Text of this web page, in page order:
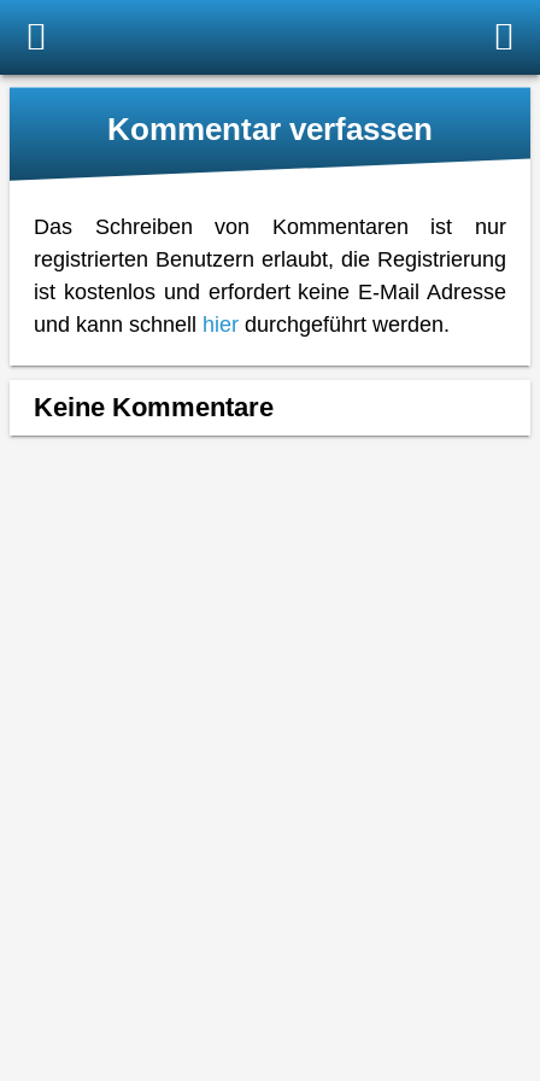
Kommentar verfassen
Das Schreiben von Kommentaren ist nur
registrierten Benutzern erlaubt, die Registrierung
ist kostenlos und erfordert keine E-Mail Adresse
und kann schnell hier durchgeführt werden.
Keine Kommentare